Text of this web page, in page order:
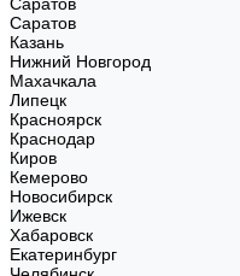
Саратов
Казань
Нижний Новгород
Махачкала
Липецк
Красноярск
Краснодар
Киров
Кемерово
Новосибирск
Ижевск
Хабаровск
Екатеринбург